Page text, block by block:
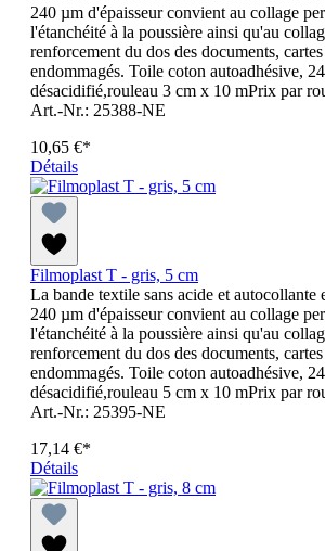
240 µm d'épaisseur convient au collage
l'étanchéité à la poussière ainsi qu'au
renforcement du dos des documents,
endommagés. Toile coton autoadhésive,
désacidifié,rouleau 3 cm x 10 mPrix par
Art.-Nr.: 25388-NE
10,65 €*
Détails
Filmoplast T - gris, 5 cm
La bande textile sans acide et autocollante
240 µm d'épaisseur convient au collage
l'étanchéité à la poussière ainsi qu'au
renforcement du dos des documents,
endommagés. Toile coton autoadhésive,
désacidifié,rouleau 5 cm x 10 mPrix par
Art.-Nr.: 25395-NE
17,14 €*
Détails